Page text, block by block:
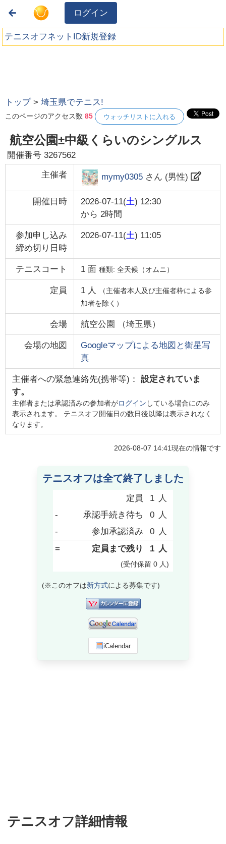
ログイン
テニスオフネットID新規登録
トップ >埼玉県でテニス!
このページのアクセス数85 ウォッチリストに入れる
航空公園±中級くらいのシングルス
開催番号3267562
主催者 mymy0305さん (男性)
開催日時 2026-07-11(土) 12:30
から 2時間
参加申し込み
締め切り日時
2026-07-11(土) 11:05
テニスコート 1面 種類: 全天候（オムニ）
定員 1 人
（主催者本人及び主催者枠による参
加者を除く）
会場 航空公園 （埼玉県）
会場の地図
Googleマップによる地図と衛星写
真
主催者への緊急連絡先(携帯等)： 設定されていま
す。
主催者または承認済みの参加者がログイン している場合にのみ
表示されます。 テニスオフ開催日の数日後以降は表示されなく
なります。
2026-08-07 14:41現在の情報です
テニスオフは全て終了しました
定員 1 人
-
承認手続き待ち 0 人
-
参加承認済み 0 人
=
定員まで残り 1 人
(受付保留 0 人)
(※このオフは新方式による募集です)
iCalendar
テニスオフ詳細情報